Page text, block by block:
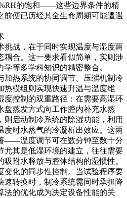
的饱和——这些边界条件的精
前便已历经其全生命周期可能遭遇
挑战，在于同时实现温度与湿度两
耦合。这一要求看似简单，实则涉
等多学科知识的精密整合。
加热系统的协同调节。压缩机制冷
热模组则实现快速升温与温度维
度控制的双重路径：在需要高湿环
盘蒸发方式向工作腔内补充水蒸
则启动制冷系统的除湿功能，利用
度时水蒸气的冷凝析出效应。这两
——温度调节可在数分钟至数十分
尤其是低湿环境的建立，往往需要
附水释放与腔体结构的湿惯性。
变化的同步性控制。当试验程序要
速转换时，制冷系统需同时承担降
法的优化成为决定设备性能的关